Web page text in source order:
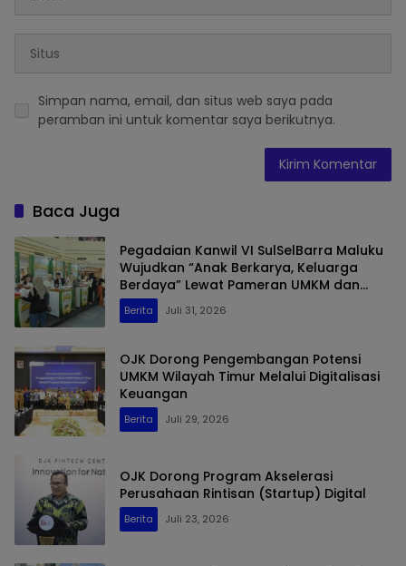
Simpan nama, email, dan situs web saya pada
peramban ini untuk komentar saya berikutnya.
Baca Juga
Pegadaian Kanwil VI SulSelBarra Maluku
Wujudkan “Anak Berkarya, Keluarga
Berdaya” Lewat Pameran UMKM dan
Bazar Emas
Berita Juli 31, 2026
OJK Dorong Pengembangan Potensi
UMKM Wilayah Timur Melalui Digitalisasi
Keuangan
Berita Juli 29, 2026
OJK Dorong Program Akselerasi
Perusahaan Rintisan (Startup) Digital
Berita Juli 23, 2026